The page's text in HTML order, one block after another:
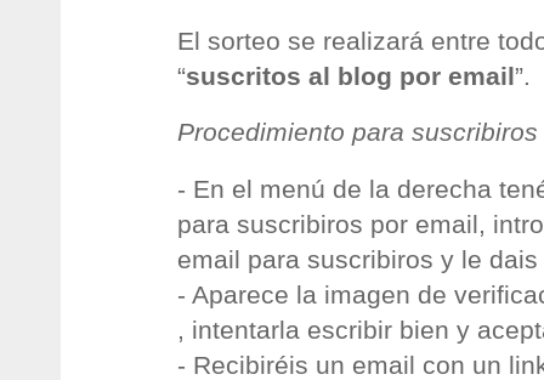
El sorteo se realizará entre
“suscritos al blog por email”.
Procedimiento para
- En el menú de la derecha
para suscribiros por email,
email para suscribiros y le
- Aparece la imagen de
, intentarla escribir bien y
- Recibiréis un email con un